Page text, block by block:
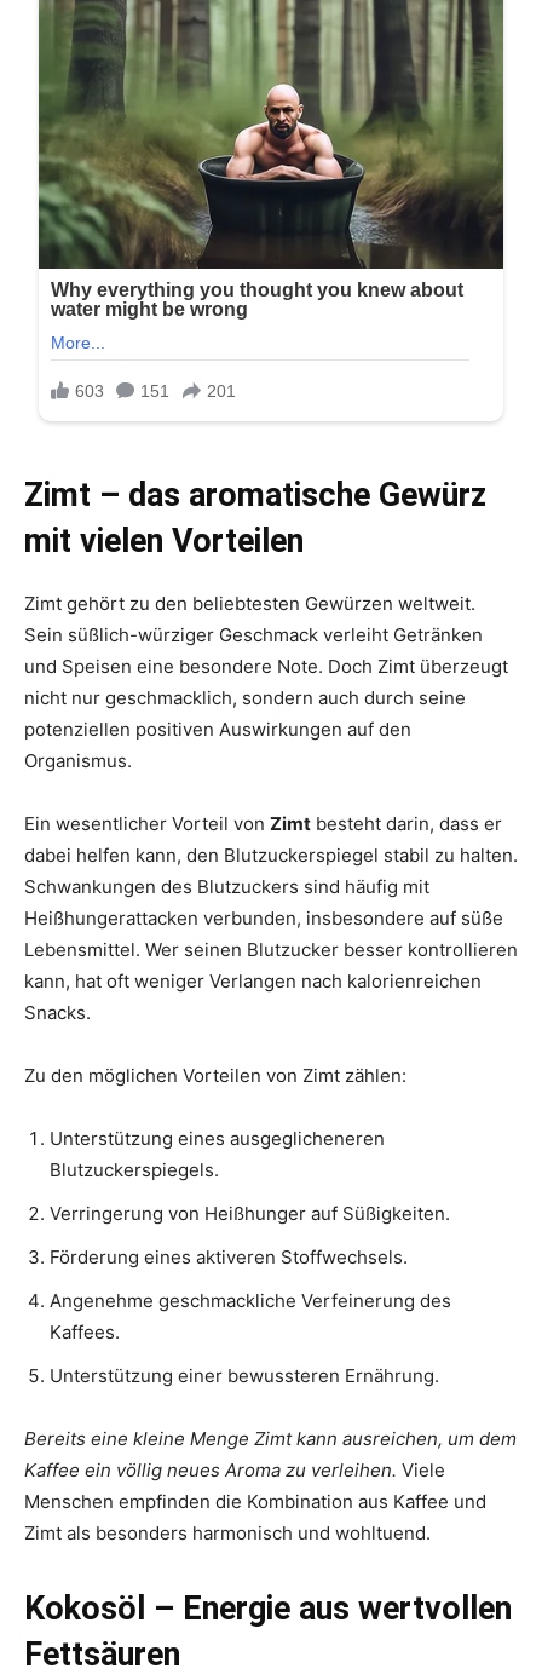
Zimt – das aromatische Gewürz
mit vielen Vorteilen
Zimt gehört zu den beliebtesten Gewürzen weltweit.
Sein süßlich-würziger Geschmack verleiht Getränken
und Speisen eine besondere Note. Doch Zimt überzeugt
nicht nur geschmacklich, sondern auch durch seine
potenziellen positiven Auswirkungen auf den
Organismus.
Ein wesentlicher Vorteil von Zimt besteht darin, dass er
dabei helfen kann, den Blutzuckerspiegel stabil zu halten.
Schwankungen des Blutzuckers sind häufig mit
Heißhungerattacken verbunden, insbesondere auf süße
Lebensmittel. Wer seinen Blutzucker besser kontrollieren
kann, hat oft weniger Verlangen nach kalorienreichen
Snacks.
Zu den möglichen Vorteilen von Zimt zählen:
Unterstützung eines ausgeglicheneren
Blutzuckerspiegels.
Verringerung von Heißhunger auf Süßigkeiten.
Förderung eines aktiveren Stoffwechsels.
Angenehme geschmackliche Verfeinerung des
Kaffees.
Unterstützung einer bewussteren Ernährung.
Bereits eine kleine Menge Zimt kann ausreichen, um dem
Kaffee ein völlig neues Aroma zu verleihen. Viele
Menschen empfinden die Kombination aus Kaffee und
Zimt als besonders harmonisch und wohltuend.
Kokosöl – Energie aus wertvollen
Fettsäuren